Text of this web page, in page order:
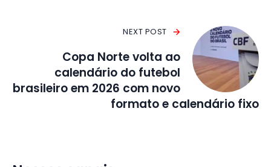
NEXT POST
Copa Norte volta ao
calendário do futebol
brasileiro em 2026 com novo
formato e calendário fixo